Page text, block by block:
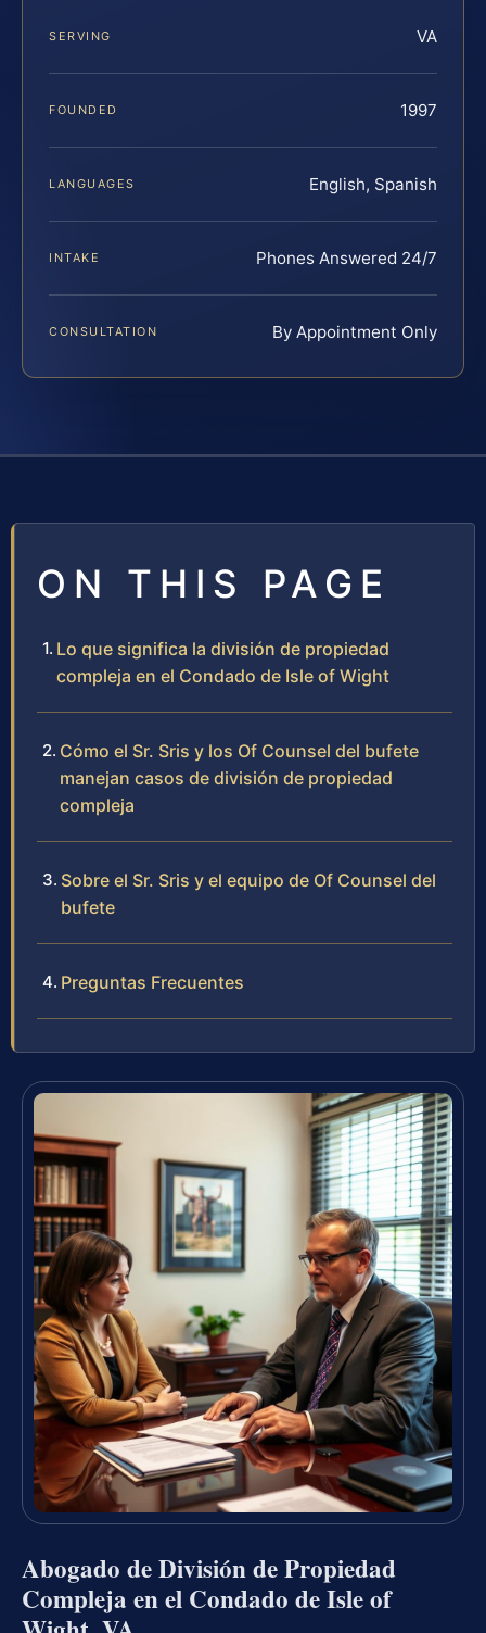
SERVING VA
FOUNDED 1997
LANGUAGES English, Spanish
INTAKE Phones Answered 24/7
CONSULTATION By Appointment Only
ON THIS PAGE
Lo que significa la división de propiedad
compleja en el Condado de Isle of Wight
Cómo el Sr. Sris y los Of Counsel del bufete
manejan casos de división de propiedad
compleja
Sobre el Sr. Sris y el equipo de Of Counsel del
bufete
Preguntas Frecuentes
Abogado de División de Propiedad
Compleja en el Condado de Isle of